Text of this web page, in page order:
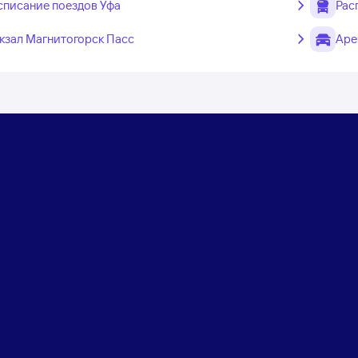
поездов Уфа
Магнитогорск Пасс